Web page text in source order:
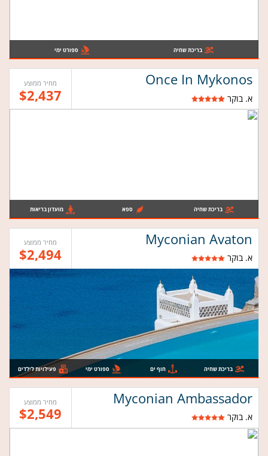
בריכת שחיה ספורט ימי
Once In Mykonos
א. בוקר
מחיר ממוצע
$2,437
בריכת שחיה ספא מועדון בריאות
Myconian Avaton
א. בוקר
מחיר ממוצע
$2,494
בריכת שחיה חוף ים ספורט ימי פעילויות לילדים
Myconian Ambassador
א. בוקר
מחיר ממוצע
$2,549